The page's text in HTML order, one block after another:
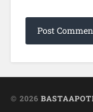
© 2026